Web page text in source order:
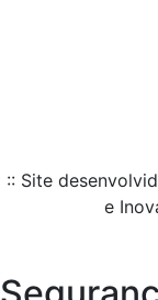
:: Site
e